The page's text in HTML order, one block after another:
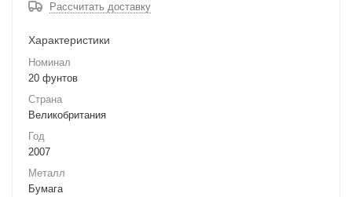
Рассчитать доставку
Характеристики
Номинал
20 фунтов
Страна
Великобритания
Год
2007
Металл
Бумага